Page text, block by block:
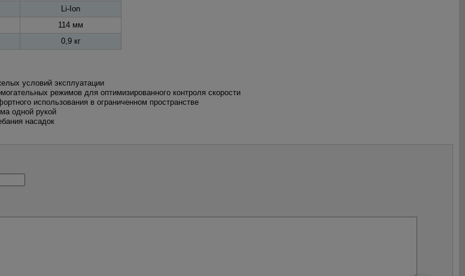
Li-Ion
114 мм
0,9 кг
условий эксплуатации
режимов для оптимизированного контроля скорости
использования в ограниченном пространстве
одной рукой
насадок